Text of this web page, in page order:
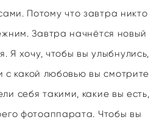
Потому что завтра никто
Завтра начнётся новый
Я хочу, чтобы вы улыбнулись,
с какой любовью вы смотрите
себя такими, какие вы есть,
фотоаппарата. Чтобы вы